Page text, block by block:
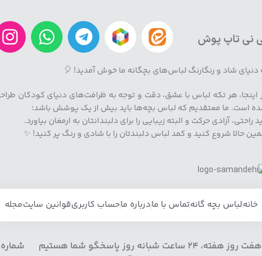
نی تاپ پوش
دنیای شاد و رنگارنگ لباس‌های بچگانه ما خوش آمدید! 🎈
اینجا، هر تکه لباس با عشق، دقت و توجه به ظرافت‌های دنیای کودکان
است. ما معتقدیم که لباس بچه‌ها باید بیش از یک پوشش باشد؛
راحتی، آزادی حرکت و البته زیبایی را برای دلبندانتان به ارمغان بیاورد.
حالا شروع کنید و کمد لباس دلبندتان را با شادی و رنگ پر کنید! ✨
خانهلباس بچه گانهتماس با مادرباره ماحساب کاربریقوانین سایتمجله
هفت روز هفته، 24 ساعت شبانه روز پاسخگو شما هستیم شماره